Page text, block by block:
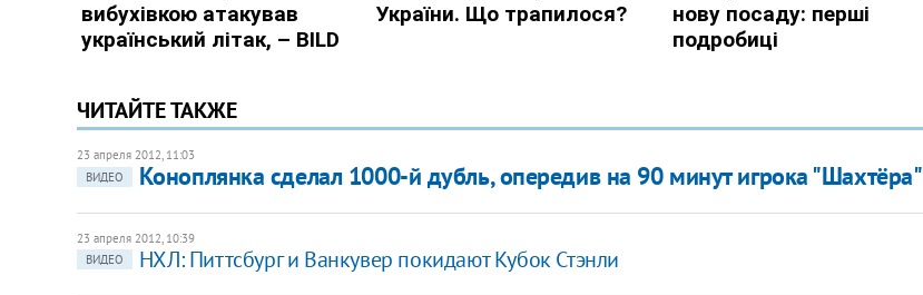
ЧИТАЙТЕ ТАКЖЕ
23 апреля 2012, 11:03
ВИДЕО
Коноплянка сделал 1000-й дубль, опередив на 90 минут игрока "Шахтёра"
23 апреля 2012, 10:39
ВИДЕО
НХЛ: Питтсбург и Ванкувер покидают Кубок Стэнли